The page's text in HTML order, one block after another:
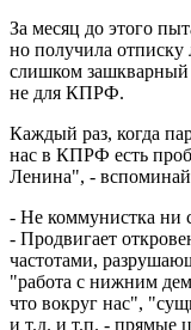
За месяц до этого
но получила
слишком зашкварный
не для КПРФ.
Каждый раз, когда
нас в КПРФ есть
Ленина", -
- Не коммунистка ни
- Продвигает
частотами,
"работа с нижним
что вокруг нас",
и т.д. и т.п. - прямые